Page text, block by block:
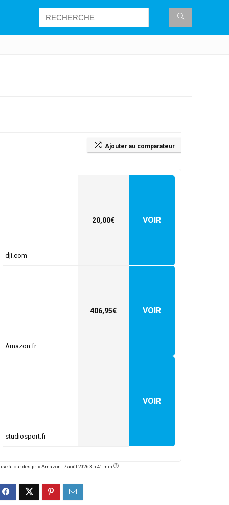
Ajouter au comparateur
dji.com
20,00€ VOIR
Amazon.fr
406,95€ VOIR
studiosport.fr
VOIR
à jour des prix Amazon : 7 août 2026 3 h 41 min